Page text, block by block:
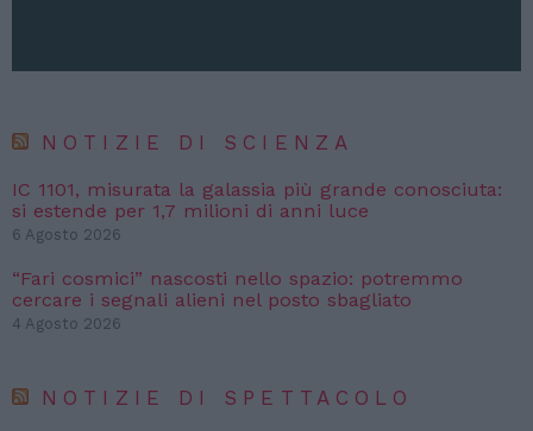
NOTIZIE DI SCIENZA
IC 1101, misurata la galassia più grande conosciuta:
si estende per 1,7 milioni di anni luce
6 Agosto 2026
“Fari cosmici” nascosti nello spazio: potremmo
cercare i segnali alieni nel posto sbagliato
4 Agosto 2026
NOTIZIE DI SPETTACOLO